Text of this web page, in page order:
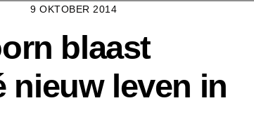
9 OKTOBER 2014
blaast
nieuw leven in